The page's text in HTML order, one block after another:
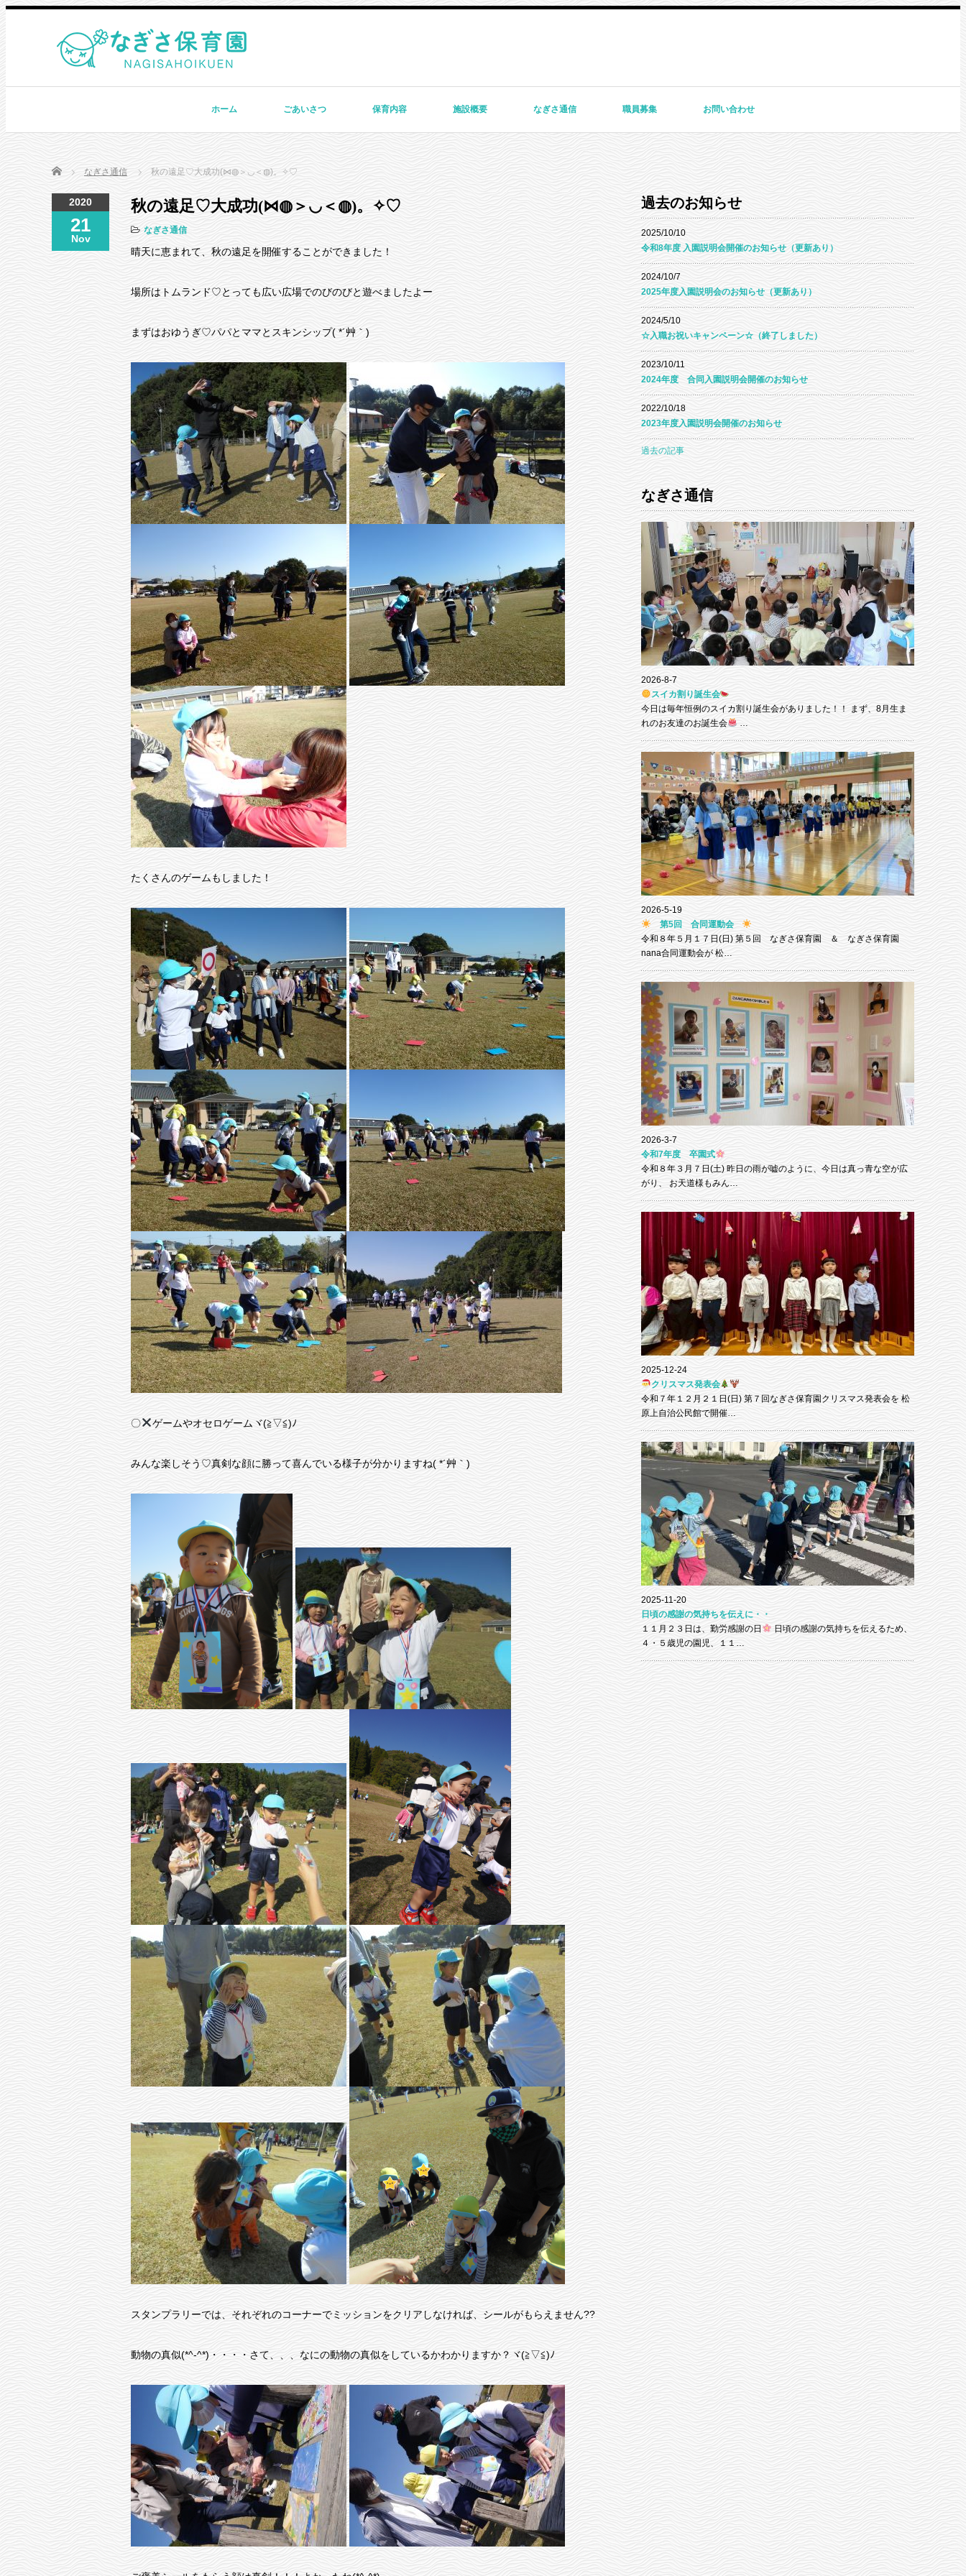
ホーム ごあいさつ 保育内容 施設概要 なぎさ通信 職員募集 お問い合わせ
Home なぎさ通信 秋の遠足♡大成功(⋈◍＞◡＜◍)。✧♡
2020
21
Nov
秋の遠足♡大成功(⋈◍＞◡＜◍)。✧♡
なぎさ通信
晴天に恵まれて、秋の遠足を開催することができました！
場所はトムランド♡とっても広い広場でのびのびと遊べましたよー
まずはおゆうぎ♡パパとママとスキンシップ( *´艸｀)
たくさんのゲームもしました！
〇 ゲームやオセロゲームヾ(≧▽≦)ﾉ
みんな楽しそう♡真剣な顔に勝って喜んでいる様子が分かりますね( *´艸｀)
スタンプラリーでは、それぞれのコーナーでミッションをクリアしなければ、シールがもらえません??
動物の真似(*^-^*)・・・・さて、、、なにの動物の真似をしているかわかりますか？ヾ(≧▽≦)ﾉ
過去のお知らせ
2025/10/10
令和8年度 入園説明会開催のお知らせ（更新あり）
2024/10/7
2025年度入園説明会のお知らせ（更新あり）
2024/5/10
☆入職お祝いキャンペーン☆（終了しました）
2023/10/11
2024年度 合同入園説明会開催のお知らせ
2022/10/18
2023年度入園説明会開催のお知らせ
過去の記事
なぎさ通信
2026-8-7
スイカ割り誕生会
今日は毎年恒例のスイカ割り誕生会がありました！！ まず、8月生ま
れのお友達のお誕生会
…
2026-5-19
第5回 合同運動会
令和８年５月１７日(日) 第５回 なぎさ保育園 ＆ なぎさ保育園
nana合同運動会が 松…
2026-3-7
令和7年度 卒園式
令和８年３月７日(土) 昨日の雨が嘘のように、今日は真っ青な空が広
がり、 お天道様もみん…
2025-12-24
クリスマス発表会
令和７年１２月２１日(日) 第７回なぎさ保育園クリスマス発表会を 松
原上自治公民館で開催…
2025-11-20
日頃の感謝の気持ちを伝えに・・
１１月２３日は、勤労感謝の日
日頃の感謝の気持ちを伝えるため、
４・５歳児の園児、１１…